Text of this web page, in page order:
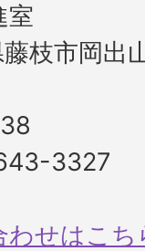
室
枝市岡出
3327
わせはこち